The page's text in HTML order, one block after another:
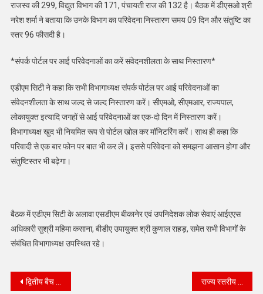
राजस्व की 299, विद्युत विभाग की 171, पंचायती राज की 132 है। बैठक में डीएसओ श्री
नरेश शर्मा ने बताया कि उनके विभाग का परिवेदना निस्तारण समय 09 दिन और संतुष्टि का
स्तर 96 फीसदी है।
*संपर्क पोर्टल पर आई परिवेदनाओं का करें संवेदनशीलता के साथ निस्तारण*
एडीएम सिटी ने कहा कि सभी विभागाध्यक्ष संपर्क पोर्टल पर आई परिवेदनाओं का
संवेदनशीलता के साथ जल्द से जल्द निस्तारण करें। सीएमओ, सीएमआर, राज्यपाल,
लोकायुक्त इत्यादि जगहों से आई परिवेदनाओं का एक-दो दिन में निस्तारण करें।
विभागाध्यक्ष खुद भी नियमित रूप से पोर्टल खोल कर मॉनिटरिंग करें। साथ ही कहा कि
परिवादी से एक बार फोन पर बात भी कर लें। इससे परिवेदना को समझना आसान होगा और
संतुष्टिस्तर भी बढ़ेगा।
बैठक में एडीएम सिटी के अलावा एसडीएम बीकानेर एवं उपनिदेशक लोक सेवाएं आईएएस
अधिकारी सुश्री महिमा कसाना, बीडीए उपायुक्त श्री कुणाल राहड़, समेत सभी विभागों के
संबंधित विभागाध्यक्ष उपस्थित रहे।
Post
द्वितीय बैच सुपरवाइजर्स एवं बीएलओ का प्रशिक्षण आयोजित राज्य स्तरीय संपूर्णता सम्मान समारोह: जयपुर मेंकोलायत ब्लॉक को मिला सिल्वर मेडल